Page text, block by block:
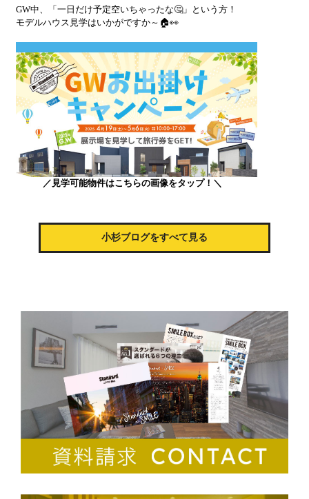
GW中、「一日だけ予定空いちゃったな🤔」という方！
モデルハウス見学はいかがですか～🏠👀
／見学可能物件はこちらの画像をタップ！＼
小杉ブログをすべて見る